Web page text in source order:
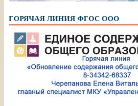
ГОРЯЧАЯ ЛИНИЯ ФГОС ООО